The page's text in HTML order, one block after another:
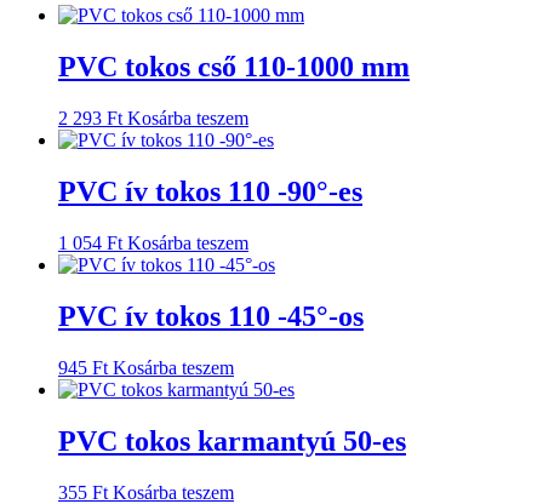
PVC tokos cső 110-1000 mm
2 293 Ft Kosárba teszem
PVC ív tokos 110 -90°-es
1 054 Ft Kosárba teszem
PVC ív tokos 110 -45°-os
945 Ft Kosárba teszem
PVC tokos karmantyú 50-es
355 Ft Kosárba teszem